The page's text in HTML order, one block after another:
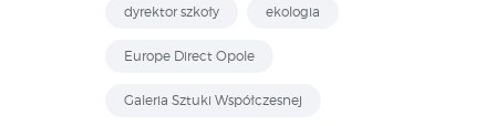
dyrektor szkoły ekologia
Europe Direct Opole
Galeria Sztuki Współczesnej